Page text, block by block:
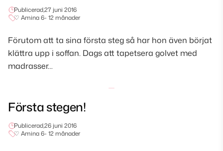
Publicerad,27 juni 2016
♡ Amina 6- 12 månader
Förutom att ta sina första steg så har hon även börjat
klättra upp i soffan. Dags att tapetsera golvet med
madrasser…
Första stegen!
Publicerad,26 juni 2016
♡ Amina 6- 12 månader